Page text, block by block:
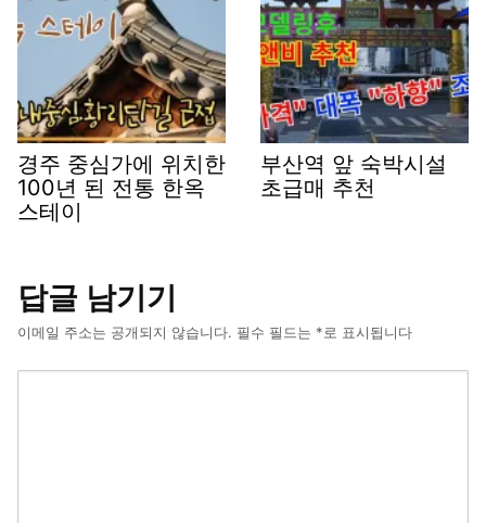
경주 중심가에 위치한
100년 된 전통 한옥
스테이
부산역 앞 숙박시설
초급매 추천
답글 남기기
이메일 주소는 공개되지 않습니다. 필수 필드는 *로 표시됩니다